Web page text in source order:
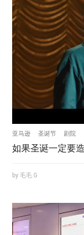
亚马逊 圣诞节 剧院
如果圣诞一定要
by 毛毛.G